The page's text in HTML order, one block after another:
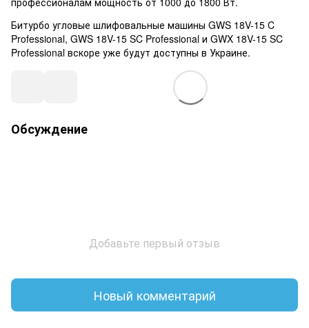
Битурбо угловые шлифовальные машины GWS 18V-15 C
Professional, GWS 18V-15 SC Professional и GWX 18V-15 SC
Professional вскоре уже будут доступны в Украине.
Обсуждение
Добавьте первый отзыв
Новый комментарий